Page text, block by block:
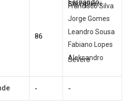
86
Fernando
Serripierri
Francisco Silva
Jorge Gomes
Leandro Sousa
Fabiano Lopes
Aleksandro
Severo
- -